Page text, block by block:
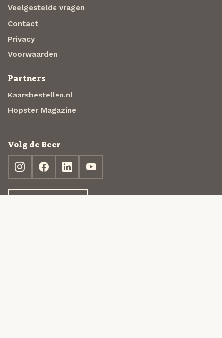
Veelgestelde vragen
Contact
Privacy
Voorwaarden
Partners
Kaarsbestellen.nl
Hopster Magazine
Volg de Beer